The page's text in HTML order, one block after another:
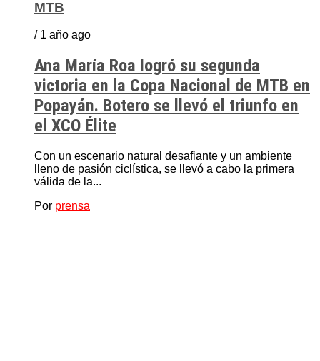
MTB
/ 1 año ago
Ana María Roa logró su segunda
victoria en la Copa Nacional de MTB en
Popayán. Botero se llevó el triunfo en
el XCO Élite
Con un escenario natural desafiante y un ambiente
lleno de pasión ciclística, se llevó a cabo la primera
válida de la...
Por prensa